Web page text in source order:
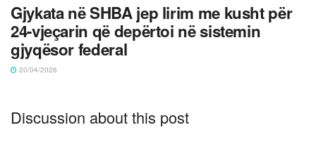
Gjykata në SHBA jep lirim me kusht për
24-vjeçarin që depërtoi në sistemin
gjyqësor federal
20/04/2026
Discussion about this post